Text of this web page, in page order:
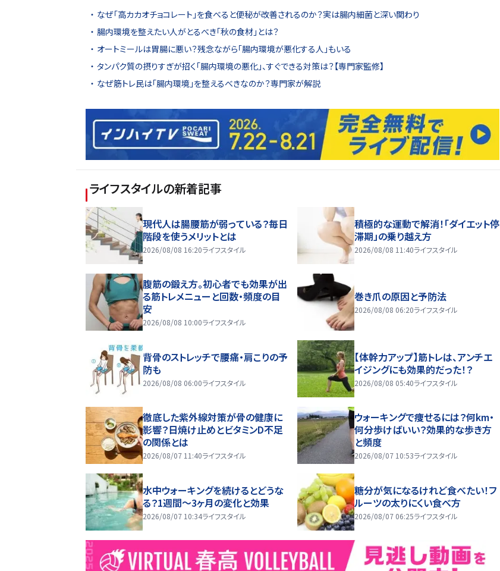
なぜ「高カカオチョコレート」を食べると便秘が改善されるのか？実は腸内細菌と深い関わり
腸内環境を整えたい人がとるべき「秋の食材」とは？
オートミールは胃腸に悪い？残念ながら「腸内環境が悪化する人」もいる
タンパク質の摂りすぎが招く「腸内環境の悪化」、すぐできる対策は？【専門家監修】
なぜ筋トレ民は「腸内環境」を整えるべきなのか？専門家が解説
ライフスタイルの新着記事
現代人は腸腰筋が弱っている？毎日
階段を使うメリットとは
2026/08/08 16:20ライフスタイル
積極的な運動で解消！「ダイエット停
滞期」の乗り越え方
2026/08/08 11:40ライフスタイル
腹筋の鍛え方。初心者でも効果が出
る筋トレメニューと回数・頻度の目
安
2026/08/08 10:00ライフスタイル
巻き爪の原因と予防法
2026/08/08 06:20ライフスタイル
背骨のストレッチで腰痛・肩こりの予
防も
2026/08/08 06:00ライフスタイル
【体幹力アップ】筋トレは、アンチエ
イジングにも効果的だった！？
2026/08/08 05:40ライフスタイル
徹底した紫外線対策が骨の健康に
影響？日焼け止めとビタミンD不足
の関係とは
2026/08/07 11:40ライフスタイル
ウォーキングで痩せるには？何km・
何分歩けばいい？効果的な歩き方
と頻度
2026/08/07 10:53ライフスタイル
水中ウォーキングを続けるとどうな
る？1週間～3ヶ月の変化と効果
2026/08/07 10:34ライフスタイル
糖分が気になるけれど食べたい！フ
ルーツの太りにくい食べ方
2026/08/07 06:25ライフスタイル